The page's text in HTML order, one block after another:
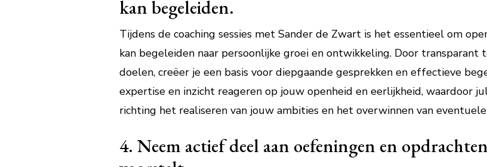
kan begeleiden.
Tijdens de coaching sessies met Sander de Zwart is het essentieel om
kan begeleiden naar persoonlijke groei en ontwikkeling. Door transparant
doelen, creëer je een basis voor diepgaande gesprekken en effectieve
expertise en inzicht reageren op jouw openheid en eerlijkheid, waardoor
richting het realiseren van jouw ambities en het overwinnen van
4. Neem actief deel aan oefeningen en